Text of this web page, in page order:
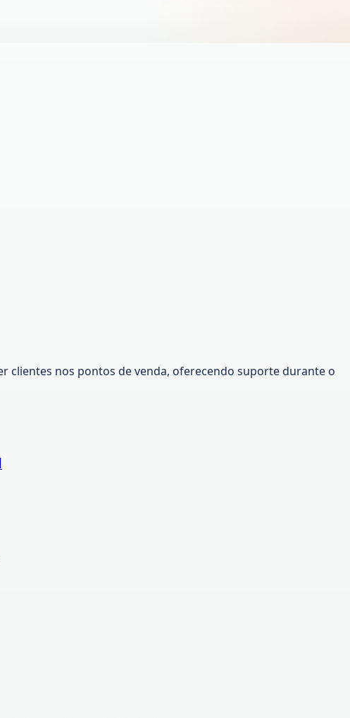
clientes nos pontos de venda, oferecendo suporte durante o